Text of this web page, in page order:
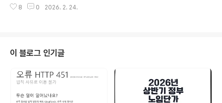
람이 떠올리는 “도와주지 않으면 처벌” 형태의 강한 구조
세금 비중이 큰 품목이라 면세점에서 구입하면 시중가 대
챙길 것” 리스트에 늘 올라오는 편이죠.다만 “싸니까 많이
사자”로 접근했다가 세관에서 예상치 못한 세금이 붙는 경
우가 있어서, 출국 전에 구입 한도와 입국(반입) 규정을 같
이 알고 가는 게 중요합니다.한국 입국 기준의 면세 범위는
궐련 200개비(10갑), 엽궐련 50개비, 전자담배 니코틴 용
액 20ml(니코틴 함량..
8 0 2026. 2. 24.
이 블로그 인기글